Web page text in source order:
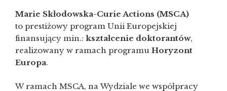
Marie Skłodowska-Curie Actions (MSCA)
to prestiżowy program Unii Europejskiej
finansujący min.: kształcenie doktorantów,
realizowany w ramach programu Horyzont
Europa.
W ramach MSCA, na Wydziale we współpracy